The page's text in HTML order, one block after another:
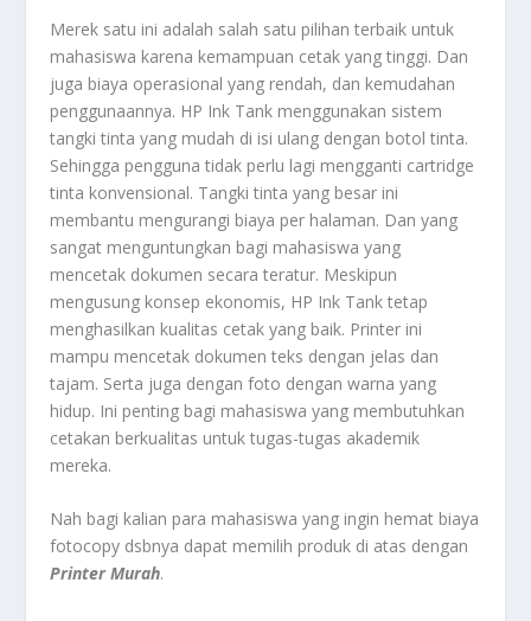
Merek satu ini adalah salah satu pilihan terbaik untuk
mahasiswa karena kemampuan cetak yang tinggi. Dan
juga biaya operasional yang rendah, dan kemudahan
penggunaannya. HP Ink Tank menggunakan sistem
tangki tinta yang mudah di isi ulang dengan botol tinta.
Sehingga pengguna tidak perlu lagi mengganti cartridge
tinta konvensional. Tangki tinta yang besar ini
membantu mengurangi biaya per halaman. Dan yang
sangat menguntungkan bagi mahasiswa yang
mencetak dokumen secara teratur. Meskipun
mengusung konsep ekonomis, HP Ink Tank tetap
menghasilkan kualitas cetak yang baik. Printer ini
mampu mencetak dokumen teks dengan jelas dan
tajam. Serta juga dengan foto dengan warna yang
hidup. Ini penting bagi mahasiswa yang membutuhkan
cetakan berkualitas untuk tugas-tugas akademik
mereka.
Nah bagi kalian para mahasiswa yang ingin hemat biaya
fotocopy dsbnya dapat memilih produk di atas dengan
Printer Murah.